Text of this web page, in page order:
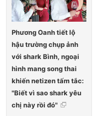
Phương Oanh tiết lộ
hậu trường chụp ảnh
với shark Bình, ngoại
hình mang song thai
khiến netizen tấm tắc:
"Biết vì sao shark yêu
chị này rồi đó"